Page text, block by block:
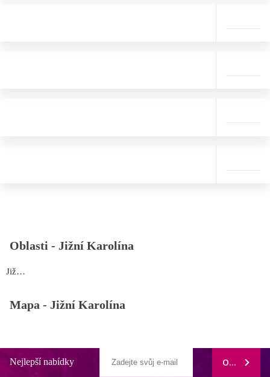
Oblasti - Jižní Karolína
Jižní Karolína
Mapa - Jižní Karolína
Nejlepší nabídky ODEBÍRAT